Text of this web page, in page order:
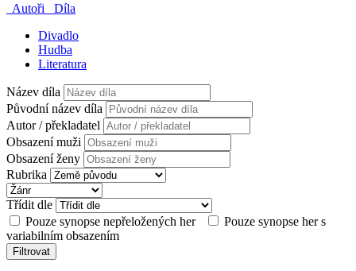
Autoři
Díla
Divadlo
Hudba
Literatura
Název díla
Původní název díla
Autor / překladatel
Obsazení muži
Obsazení ženy
Rubrika
Třídit dle
Pouze synopse nepřeložených her
Pouze synopse her s
variabilním obsazením
Filtrovat